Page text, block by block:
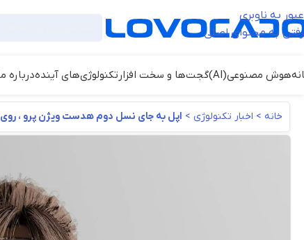
عبور به ناوبری
رفتن به محتوای اصلی
هوش مصنوعی(AI) گجت‌ها و سخت افزار تکنولوژی‌های آیندهدرباره
خانه > اخبار تکنولوژی > اپل به جای نسل دوم هدست ویژن پرو ، روی